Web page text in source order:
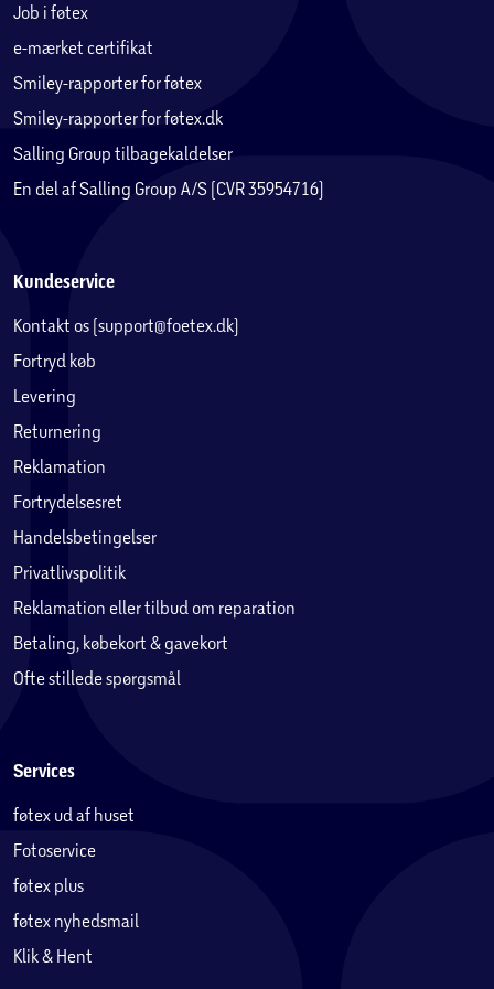
Job i føtex
e-mærket certifikat
Smiley-rapporter for føtex
Smiley-rapporter for føtex.dk
Salling Group tilbagekaldelser
En del af Salling Group A/S (CVR 35954716)
Kundeservice
Kontakt os (support@foetex.dk)
Fortryd køb
Levering
Returnering
Reklamation
Fortrydelsesret
Handelsbetingelser
Privatlivspolitik
Reklamation eller tilbud om reparation
Betaling, købekort & gavekort
Ofte stillede spørgsmål
Services
føtex ud af huset
Fotoservice
føtex plus
føtex nyhedsmail
Klik & Hent